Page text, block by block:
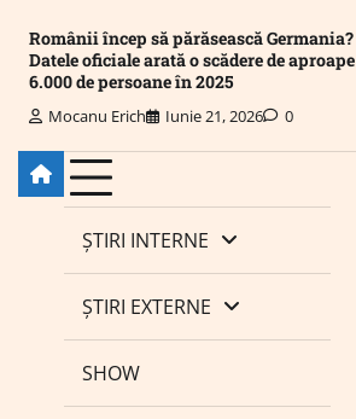
Românii încep să părăsească Germania?
Datele oficiale arată o scădere de aproape
6.000 de persoane în 2025
Mocanu Erich Iunie 21, 2026 0
ȘTIRI INTERNE
ȘTIRI EXTERNE
SHOW